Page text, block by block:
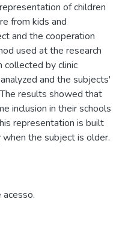
of children
from kids and
and the cooperation
used at the research
collected by clinic
and the subjects'
results showed that
inclusion in their schools
representation is built
the subject is older.